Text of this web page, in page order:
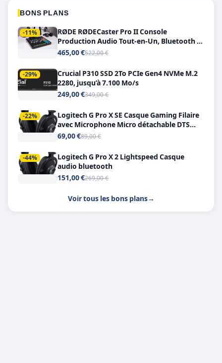
BONS PLANS
-11%
RØDE RØDECaster Pro II Console
Production Audio Tout-en-Un, Bluetooth et
Double USB-C
465,00 €522,00 €
-29%
Crucial P310 SSD 2To PCIe Gen4 NVMe M.2
2280, jusqu’à 7.100 Mo/s
249,00 €349,00 €
-22%
Logitech G Pro X SE Casque Gaming Filaire
avec Microphone Micro détachable DTS
Headphone X 7.1
69,00 €89,00 €
-44%
Logitech G Pro X 2 Lightspeed Casque
audio bluetooth
151,00 €269,00 €
Voir tous les bons plans→